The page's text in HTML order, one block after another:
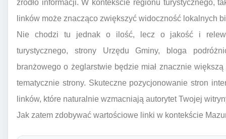
źródło informacji. W kontekście regionu turystycznego,
linków może znacząco zwiększyć widoczność lokalnych
Nie chodzi tu jednak o ilość, lecz o jakość i
turystycznego, strony Urzędu Gminy, bloga
branżowego o żeglarstwie będzie miał znacznie
tematycznie strony. Skuteczne pozycjonowanie stron
linków, które naturalnie wzmacniają autorytet Twojej
Jak zatem zdobywać wartościowe linki w kontekście